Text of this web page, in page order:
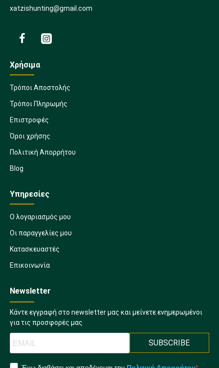
xatzishunting@gmail.com
Χρήσιμα
Τρόποι Αποστολής
Τρόποι Πληρωμής
Επιστροφές
Όροι χρήσης
Πολιτική Απορρήτου
Blog
Υπηρεσίες
Ο λογαριασμός μου
Οι παραγγελίες μου
Κατασκευαστές
Επικοινωνία
Newsletter
Κάντε εγγραφή στο newsletter μας και μείνετε ενημερωμένοι
για τις προσφορές μας
SUBSCRIBE